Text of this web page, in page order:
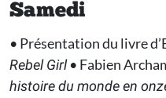
Samedi
• Présentation du livre
Rebel Girl• Fabien
histoire du monde en